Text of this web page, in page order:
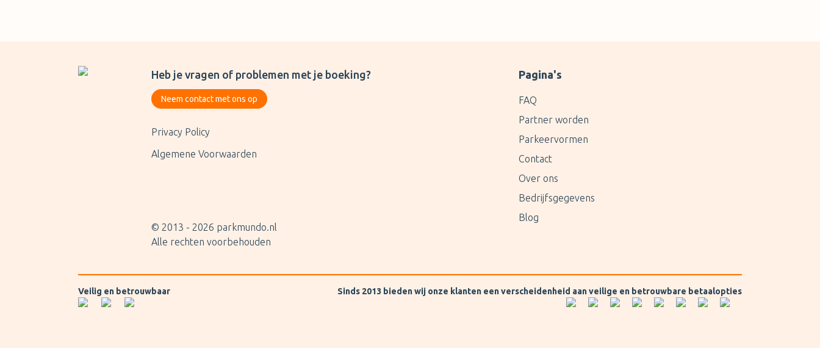
Heb je vragen of problemen met je boeking?
Neem contact met ons op
Privacy Policy
Algemene Voorwaarden
© 2013 - 2026 parkmundo.nl
Alle rechten voorbehouden
Pagina's
FAQ
Partner worden
Parkeervormen
Contact
Over ons
Bedrijfsgegevens
Blog
Veilig en betrouwbaar Sinds 2013 bieden wij onze klanten een verscheidenheid aan veilige en betrouwbare betaalopties